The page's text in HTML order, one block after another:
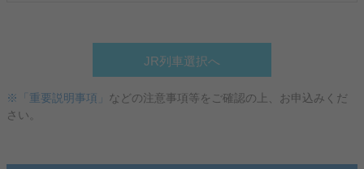
JR列車選択へ
※「重要説明事項」 などの注意事項等をご確認の上、お申込みくだ
さい。